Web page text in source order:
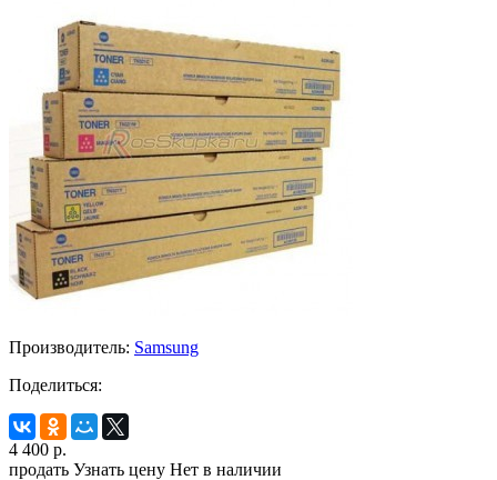
Производитель: Samsung
Поделиться:
4 400 р.
продать Узнать цену Нет в наличии